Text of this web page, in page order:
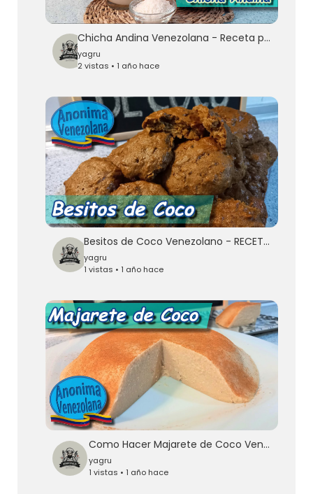
Chicha Andina Venezolana - Receta paso a paso - Receta Casera
yagru
2 vistas • 1 año hace
Besitos de Coco Venezolano - RECETA PASO A PASO
yagru
1 vistas • 1 año hace
Como Hacer Majarete de Coco Venezolano
yagru
1 vistas • 1 año hace